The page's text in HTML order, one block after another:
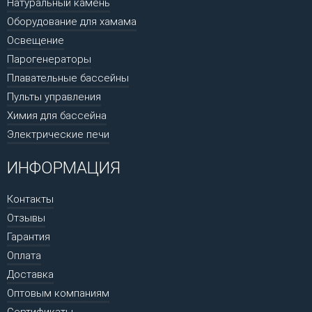
Оборудование для хамама
Освещение
Парогенераторы
Плавательные бассейны
Пульты управления
Химия для бассейна
Электрические печи
ИНФОРМАЦИЯ
Контакты
Отзывы
Гарантия
Оплата
Доставка
Оптовым компаниям